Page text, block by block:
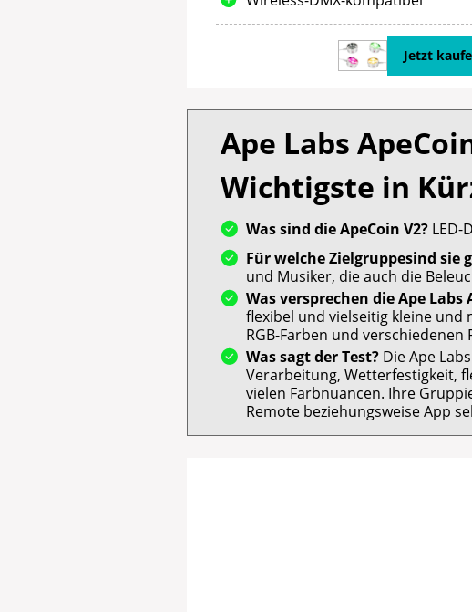
Jetzt
Ape Labs
Wichtigste in
Was sind die ApeCoin V2? LED-
Für welche Zielgruppesind sie
und Musiker, die auch die
Was versprechen die Ape Labs
flexibel und vielseitig kleine
RGB-Farben und
Was sagt der Test? Die Ape
Verarbeitung, Wetterfestigkeit,
vielen Farbnuancen. Ihre
Remote beziehungsweise App